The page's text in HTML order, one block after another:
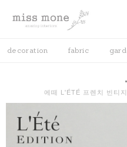
decoration fabric
에떼 L'ÉTÉ 프렌치 빈티